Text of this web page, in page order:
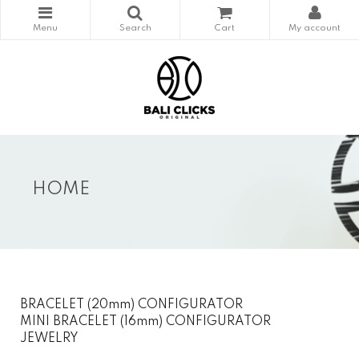
HOME
BRACELET (20mm) CONFIGURATOR
MINI BRACELET (16mm) CONFIGURATOR
JEWELRY